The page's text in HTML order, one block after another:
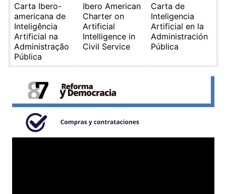
Carta Ibero-
americana de
Inteligência
Artificial na
Administração
Pública
Ibero American
Charter on
Artificial
Intelligence in
Civil Service
Carta de
Inteligencia
Artificial en la
Administración
Pública